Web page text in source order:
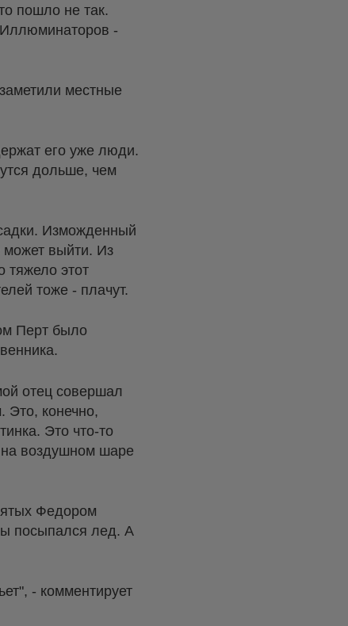
пошло не так.
-
местные
его уже люди.
дольше, чем
Изможденный
может выйти. Из
тяжело этот
тоже - плачут.
Перт было
отец совершал
Это, конечно,
Это что-то
на воздушном шаре
Федором
посыпался лед. А
- комментирует